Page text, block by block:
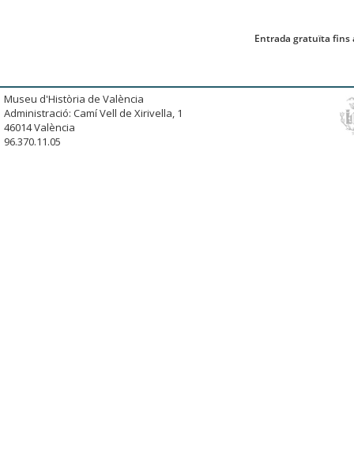
Entrada gratuïta fins
Museu d'Història de València
Administració: Camí Vell de Xirivella, 1
46014 València
96.370.11.05